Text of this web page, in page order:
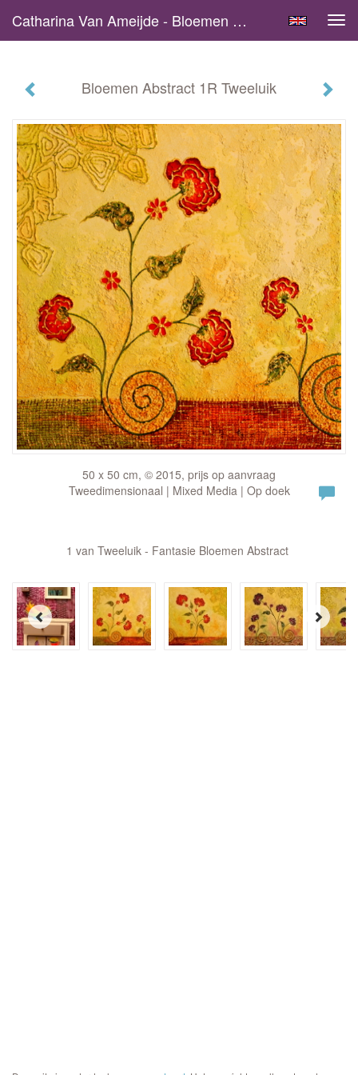
Catharina Van Ameijde - Bloemen Abstract 1R Tweeluik
Bloemen Abstract 1R Tweeluik
50 x 50 cm, © 2015, prijs op aanvraag
Tweedimensionaal | Mixed Media | Op doek
1 van Tweeluik - Fantasie Bloemen Abstract